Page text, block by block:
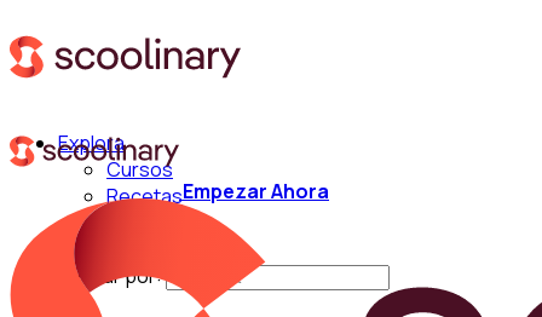
Explora
Cursos
Recetas
Buscar por:
Empezar Ahora